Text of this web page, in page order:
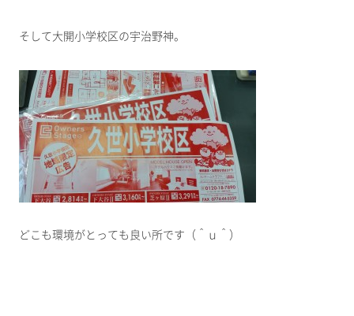
そして大開小学校区の宇治野神。
どこも環境がとっても良い所です（＾ｕ＾）